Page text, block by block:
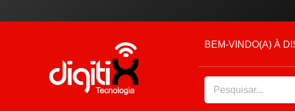
BEM-VINDO(A) À